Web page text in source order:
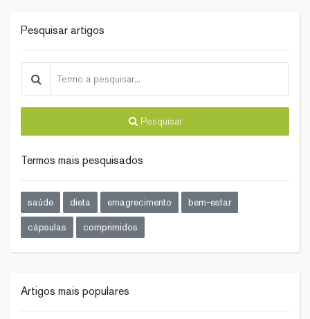
Pesquisar artigos
Pesquisar
Termos mais pesquisados
saúde dieta emagrecimento bem-estar
cápsulas comprimidos
Artigos mais populares